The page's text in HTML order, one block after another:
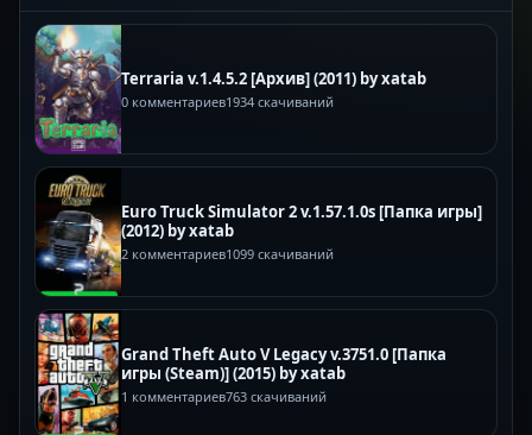
Terraria v.1.4.5.2 [Архив] (2011) by xatab
0 комментариев1934 скачиваний
Euro Truck Simulator 2 v.1.57.1.0s [Папка игры]
(2012) by xatab
2 комментариев1099 скачиваний
Grand Theft Auto V Legacy v.3751.0 [Папка
игры (Steam)] (2015) by xatab
1 комментариев763 скачиваний